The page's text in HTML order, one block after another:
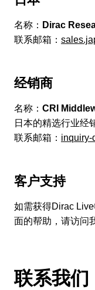
名称： Dirac
联系邮箱：
经销商
名称： CRI
日本的精选行业经
联系邮箱： inquiry-
客户支持
如需获得Dirac
面的帮助，请访问
联系我们